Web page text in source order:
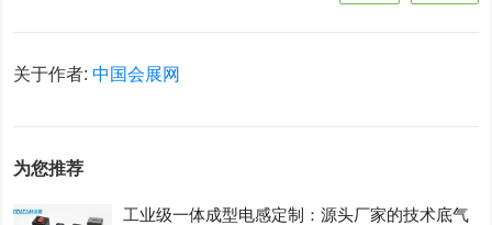
关于作者:中国会展网
为您推荐
工业级一体成型电感定制：源头厂家的技术底气